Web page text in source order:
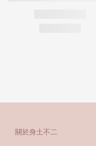
關於身土不二